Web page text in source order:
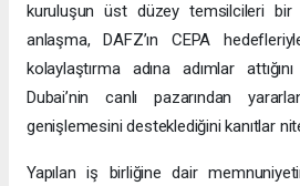
kuruluşun üst düzey temsilcileri bir
anlaşma, DAFZ’ın CEPA
kolaylaştırma adına adımlar
Dubai’nin canlı pazarından
genişlemesini desteklediğini kanıtlar
Yapılan iş birliğine dair